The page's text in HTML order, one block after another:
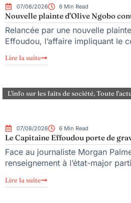
07/08/2026 6 Min Read
Nouvelle plainte d’Olive Ngobo
Relancée par une nouvelle
Effoudou, l’affaire impliquant le
Lire la suite
L'info sur les faits de société,Toute
07/08/2026 6 Min Read
Le Capitaine Effoudou porte de
Face au journaliste Morgan
renseignement à l’état-major
Lire la suite